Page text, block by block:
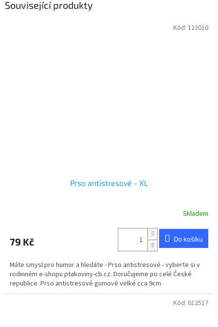
Související produkty
Prso antistresové - XL
je
z
5
hvězdiček.
Skladem
79 Kč Do košíku
Máte smysl pro humor a hledáte - Prso antistresové - vyberte si v
rodinném e-shopu ptakoviny-cb.cz. Doručujeme po celé České
republice. Prso antistresové gumové velké cca 9cm.
Kód: 123010
Kód: 612517